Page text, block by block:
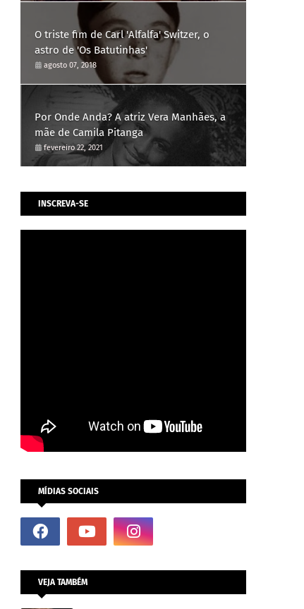
O triste fim de Carl 'Alfalfa' Switzer, o
astro de 'Os Batutinhas'
agosto 07, 2018
Por Onde Anda? A atriz Vera Manhães, a
mãe de Camila Pitanga
fevereiro 22, 2021
INSCREVA-SE
MÍDIAS SOCIAIS
VEJA TAMBÉM